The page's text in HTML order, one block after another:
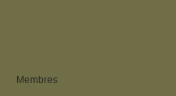
Membres